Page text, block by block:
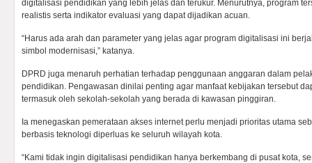
digitalisasi pendidikan yang lebih jelas dan terukur. Menurutnya, program
realistis serta indikator evaluasi yang dapat dijadikan acuan.
“Harus ada arah dan parameter yang jelas agar program digitalisasi ini
simbol modernisasi,” katanya.
DPRD juga menaruh perhatian terhadap penggunaan anggaran dalam
pendidikan. Pengawasan dinilai penting agar manfaat kebijakan tersebut
termasuk oleh sekolah-sekolah yang berada di kawasan pinggiran.
Ia menegaskan pemerataan akses internet perlu menjadi prioritas utama
berbasis teknologi diperluas ke seluruh wilayah kota.
“Kami tidak ingin digitalisasi pendidikan hanya berkembang di pusat kota,